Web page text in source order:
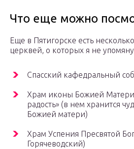
Что еще можно
Еще в Пятигорске есть
церквей, о которых я не
Спасский кафедральный
Храм иконы Божией Матери
радость» (в нем хранится
Божией матери)
Храм Успения Пресвятой
Горячеводский)